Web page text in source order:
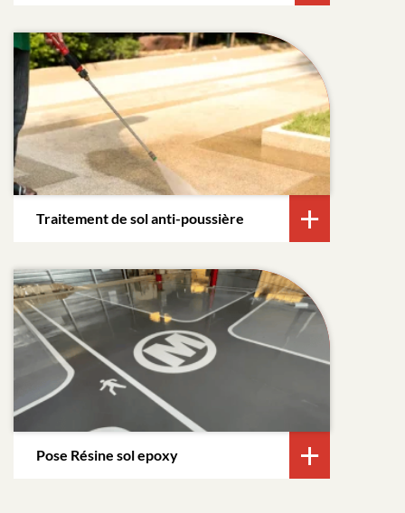
Traitement de sol anti-poussière
Pose Résine sol epoxy